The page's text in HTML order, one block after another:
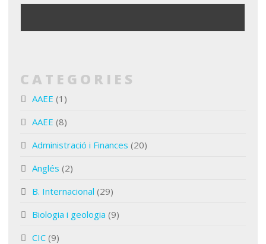
CATEGORIES
AAEE (1)
AAEE (8)
Administració i Finances (20)
Anglés (2)
B. Internacional (29)
Biologia i geologia (9)
CIC (9)